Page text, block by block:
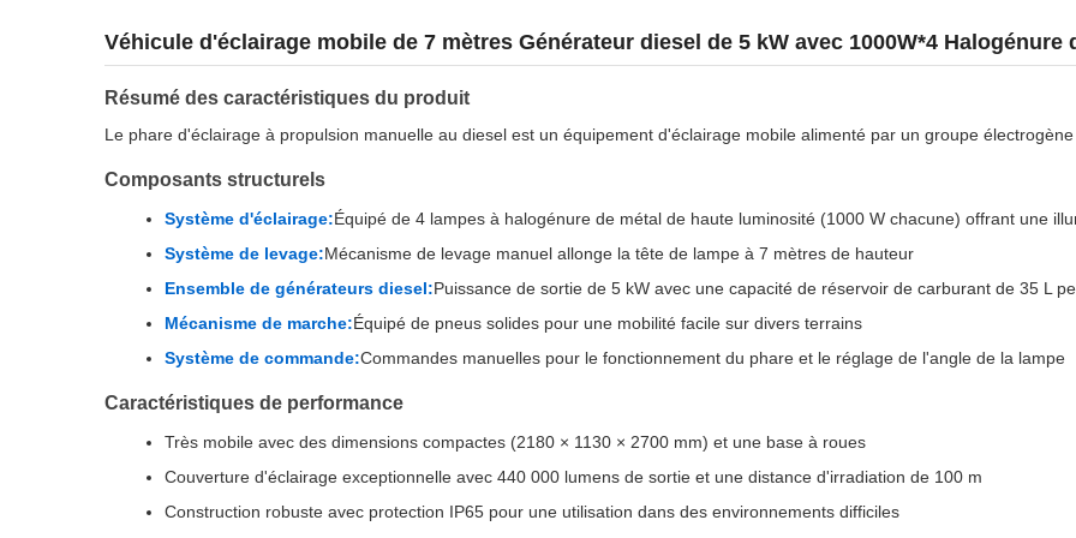
Véhicule d'éclairage mobile de 7 mètres Générateur diesel de 5 kW avec 1000W*4 Halogénure
Résumé des caractéristiques du produit
Le phare d'éclairage à propulsion manuelle au diesel est un équipement d'éclairage mobile alimenté par un groupe
Composants structurels
Système d'éclairage:Équipé de 4 lampes à halogénure de métal de haute luminosité (1000 W chacune) offrant une
Système de levage:Mécanisme de levage manuel allonge la tête de lampe à 7 mètres de hauteur
Ensemble de générateurs diesel:Puissance de sortie de 5 kW avec une capacité de réservoir de carburant de 35 L
Mécanisme de marche:Équipé de pneus solides pour une mobilité facile sur divers terrains
Système de commande:Commandes manuelles pour le fonctionnement du phare et le réglage de l'angle de la lampe
Caractéristiques de performance
Très mobile avec des dimensions compactes (2180 × 1130 × 2700 mm) et une base à roues
Couverture d'éclairage exceptionnelle avec 440 000 lumens de sortie et une distance d'irradiation de 100 m
Construction robuste avec protection IP65 pour une utilisation dans des environnements difficiles